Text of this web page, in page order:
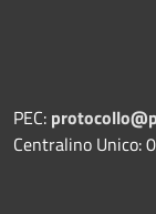
PEC:
Centralino Unico: